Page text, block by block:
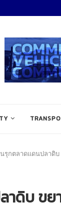
นรุกตลาดแดนปลาดิ
ดิบ ขย